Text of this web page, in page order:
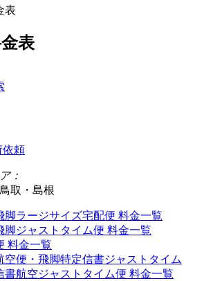
表
表
依頼
：
取・島根
脚ラージサイズ宅配便 料金一覧
脚ジャストタイム便 料金一覧
料金一覧
空便・飛脚特定信書ジャストタイム
書航空ジャストタイム便 料金一覧